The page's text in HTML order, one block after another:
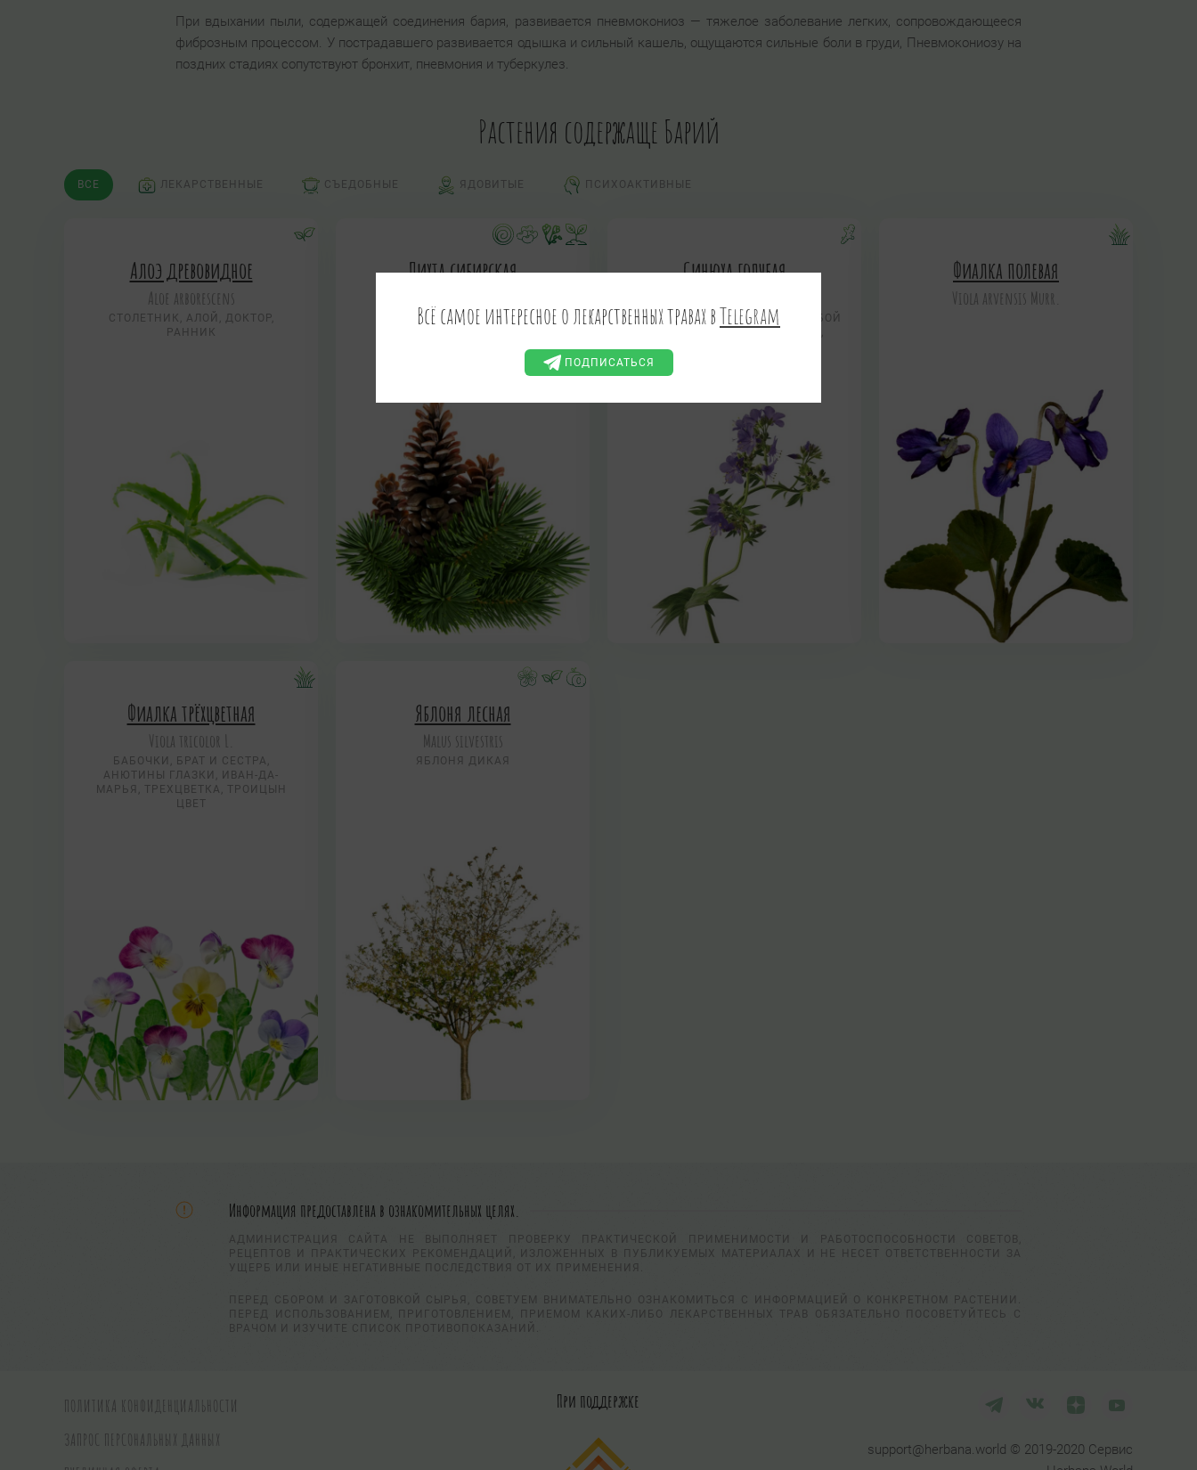
При вдыхании пыли, содержащей соединения бария, развивается пневмокониоз — тяжелое заболевание легких, сопровождающееся
фиброзным процессом. У пострадавшего развивается одышка и сильный кашель, ощущаются сильные боли в груди, Пневмокониозу на
поздних стадиях сопутствуют бронхит, пневмония и туберкулез.
Растения содержаще Барий
ВСЕ ЛЕКАРСТВЕННЫЕ СЪЕДОБНЫЕ ЯДОВИТЫЕ ПСИХОАКТИВНЫЕ
Алоэ древовидное
Aloe arborescens
СТОЛЕТНИК, АЛОЙ, ДОКТОР,
РАННИК
Пихта сибирская Синюха голубая
ВАЛЕРИАНА ГРЕЧЕСКАЯ, ЗВЕРОБОЙ
Фиалка полевая
Viola arvensis Murr.
Фиалка трёхцветная
Viola tricolor L.
БАБОЧКИ, БРАТ И СЕСТРА,
АНЮТИНЫ ГЛАЗКИ, ИВАН-ДА-
МАРЬЯ, ТРЕХЦВЕТКА, ТРОИЦЫН
ЦВЕТ
Яблоня лесная
Malus silvestris
ЯБЛОНЯ ДИКАЯ
Информация предоставлена в ознакомительных целях.
АДМИНИСТРАЦИЯ САЙТА НЕ ВЫПОЛНЯЕТ ПРОВЕРКУ ПРАКТИЧЕСКОЙ ПРИМЕНИМОСТИ И РАБОТОСПОСОБНОСТИ СОВЕТОВ,
РЕЦЕПТОВ И ПРАКТИЧЕСКИХ РЕКОМЕНДАЦИЙ, ИЗЛОЖЕННЫХ В ПУБЛИКУЕМЫХ МАТЕРИАЛАХ И НЕ НЕСЕТ ОТВЕТСТВЕННОСТИ ЗА
УЩЕРБ ИЛИ ИНЫЕ НЕГАТИВНЫЕ ПОСЛЕДСТВИЯ ОТ ИХ ПРИМЕНЕНИЯ.
ПЕРЕД СБОРОМ И ЗАГОТОВКОЙ СЫРЬЯ, СОВЕТУЕМ ВНИМАТЕЛЬНО ОЗНАКОМИТЬСЯ С ИНФОРМАЦИЕЙ О КОНКРЕТНОМ РАСТЕНИИ.
ПЕРЕД ИСПОЛЬЗОВАНИЕМ, ПРИГОТОВЛЕНИЕМ, ПРИЕМОМ КАКИХ-ЛИБО ЛЕКАРСТВЕННЫХ ТРАВ ОБЯЗАТЕЛЬНО ПОСОВЕТУЙТЕСЬ С
ВРАЧОМ И ИЗУЧИТЕ СПИСОК ПРОТИВОПОКАЗАНИЙ.
ПОЛИТИКА КОНФИДЕНЦИАЛЬНОСТИ
ЗАПРОС ПЕРСОНАЛЬНЫХ ДАННЫХ
При поддержке
support@herbana.world © 2019-2020 Сервис
Всё самое интересное о лекарственных травах вTelegram
ПОДПИСАТЬСЯ